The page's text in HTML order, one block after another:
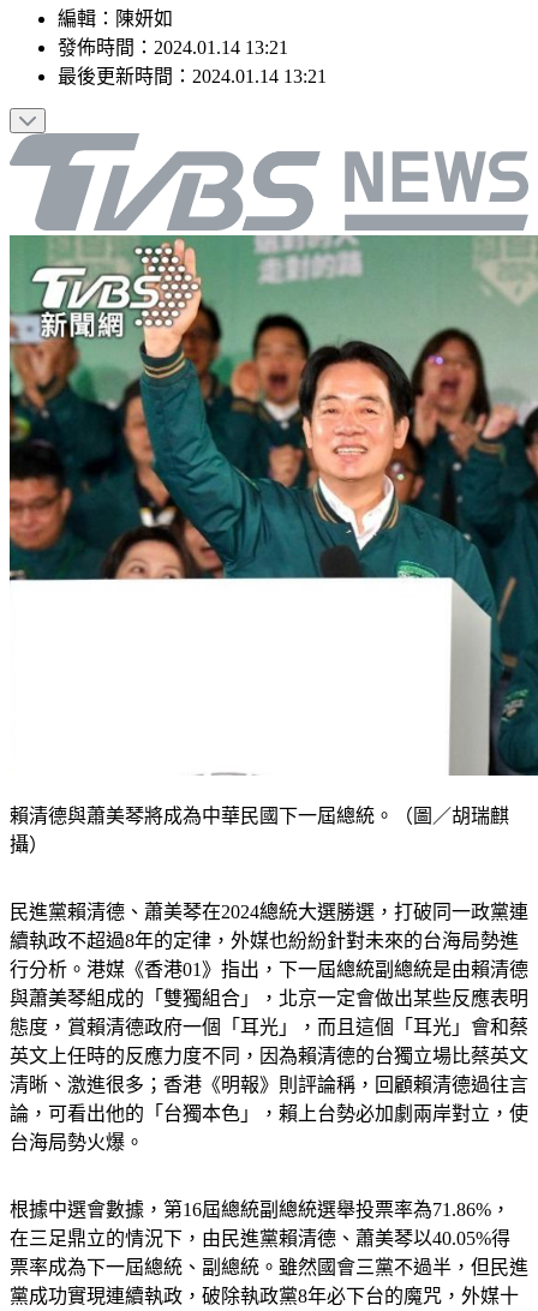
發佈時間：2024.01.14 13:21
最後更新時間：2024.01.14 13:21
攝）
續執政不超過8年的定律，外媒也紛紛針對未來的台海局勢進
行分析。港媒《香港01》指出，下一屆總統副總統是由賴清德
與蕭美琴組成的「雙獨組合」，北京一定會做出某些反應表明
態度，賞賴清德政府一個「耳光」，而且這個「耳光」會和蔡
英文上任時的反應力度不同，因為賴清德的台獨立場比蔡英文
清晰、激進很多；香港《明報》則評論稱，回顧賴清德過往言
論，可看出他的「台獨本色」，賴上台勢必加劇兩岸對立，使
台海局勢火爆。
在三足鼎立的情況下，由民進黨賴清德、蕭美琴以40.05%得
票率成為下一屆總統、副總統。雖然國會三黨不過半，但民進
黨成功實現連續執政，破除執政黨8年必下台的魔咒，外媒十
分關注選後的兩岸關係。